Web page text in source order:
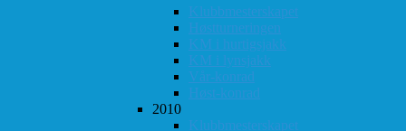
Klubbmesterskapet
Høstturneringen
KM i hurtigsjakk
KM i lynsjakk
Vår-konrad
Høst-konrad
2010
Klubbmesterskapet